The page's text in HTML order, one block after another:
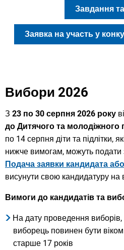
Завдання
Заявка на участь у
Вибори 2026
З 23 по 30 серпня 2026 року
до Дитячого та молодіжного
по 14 серпня діти та підлітки,
нижче вимогам, можуть подати
Подача заявки кандидата
висунути свою кандидатуру на
Вимоги до кандидатів та
На дату проведення
виборець повинен бути
старше 17 років